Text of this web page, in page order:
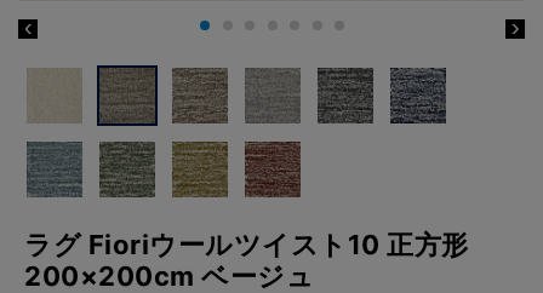
ラグ Fioriウールツイスト10 正方形
200×200cm ベージュ